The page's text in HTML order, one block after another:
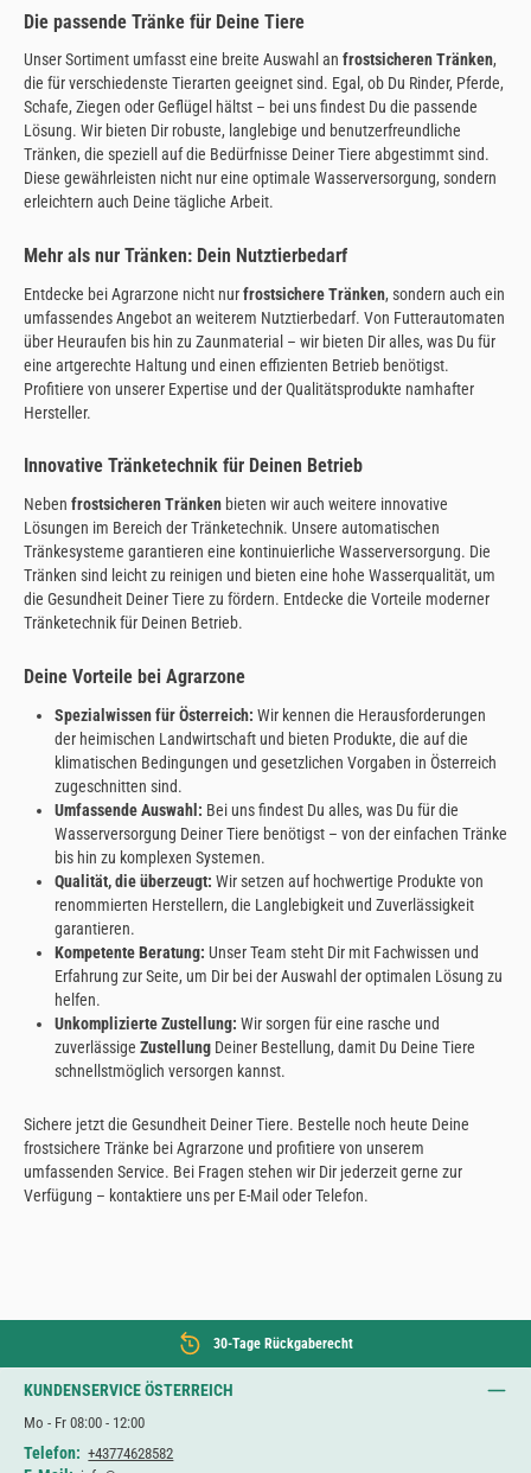
Die passende Tränke für Deine Tiere
Unser Sortiment umfasst eine breite Auswahl an frostsicheren Tränken,
die für verschiedenste Tierarten geeignet sind. Egal, ob Du Rinder, Pferde,
Schafe, Ziegen oder Geflügel hältst – bei uns findest Du die passende
Lösung. Wir bieten Dir robuste, langlebige und benutzerfreundliche
Tränken, die speziell auf die Bedürfnisse Deiner Tiere abgestimmt sind.
Diese gewährleisten nicht nur eine optimale Wasserversorgung, sondern
erleichtern auch Deine tägliche Arbeit.
Mehr als nur Tränken: Dein Nutztierbedarf
Entdecke bei Agrarzone nicht nurfrostsichere Tränken, sondern auch ein
umfassendes Angebot an weiterem Nutztierbedarf. Von Futterautomaten
über Heuraufen bis hin zu Zaunmaterial – wir bieten Dir alles, was Du für
eine artgerechte Haltung und einen effizienten Betrieb benötigst.
Profitiere von unserer Expertise und der Qualitätsprodukte namhafter
Hersteller.
Innovative Tränketechnik für Deinen Betrieb
Neben frostsicheren Tränken bieten wir auch weitere innovative
Lösungen im Bereich der Tränketechnik. Unsere automatischen
Tränkesysteme garantieren eine kontinuierliche Wasserversorgung. Die
Tränken sind leicht zu reinigen und bieten eine hohe Wasserqualität, um
die Gesundheit Deiner Tiere zu fördern. Entdecke die Vorteile moderner
Tränketechnik für Deinen Betrieb.
Deine Vorteile bei Agrarzone
Spezialwissen für Österreich: Wir kennen die Herausforderungen
der heimischen Landwirtschaft und bieten Produkte, die auf die
klimatischen Bedingungen und gesetzlichen Vorgaben in Österreich
zugeschnitten sind.
Umfassende Auswahl: Bei uns findest Du alles, was Du für die
Wasserversorgung Deiner Tiere benötigst – von der einfachen Tränke
bis hin zu komplexen Systemen.
Qualität, die überzeugt: Wir setzen auf hochwertige Produkte von
renommierten Herstellern, die Langlebigkeit und Zuverlässigkeit
garantieren.
Kompetente Beratung: Unser Team steht Dir mit Fachwissen und
Erfahrung zur Seite, um Dir bei der Auswahl der optimalen Lösung zu
helfen.
Unkomplizierte Zustellung: Wir sorgen für eine rasche und
zuverlässige ZustellungDeiner Bestellung, damit Du Deine Tiere
schnellstmöglich versorgen kannst.
Sichere jetzt die Gesundheit Deiner Tiere. Bestelle noch heute Deine
frostsichere Tränke bei Agrarzone und profitiere von unserem
umfassenden Service. Bei Fragen stehen wir Dir jederzeit gerne zur
Verfügung – kontaktiere uns per E-Mail oder Telefon.
30-Tage Rückgaberecht
KUNDENSERVICE ÖSTERREICH
Mo - Fr 08:00 - 12:00
Telefon: +43774628582